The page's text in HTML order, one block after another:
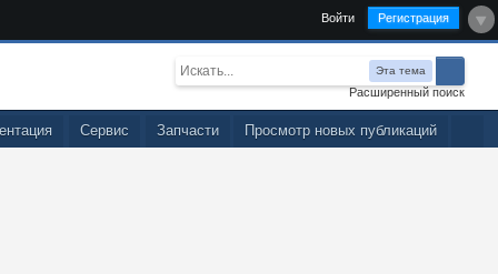
Войти Регистрация
Эта тема
Расширенный поиск
Просмотр новых публикаций
Запчасти
Сервис